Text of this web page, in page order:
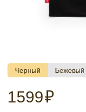
Черный Бежевый
1599₽